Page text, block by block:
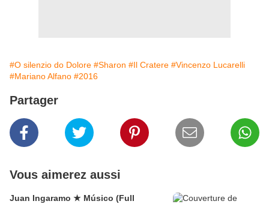
#O silenzio do Dolore #Sharon #Il Cratere #Vincenzo Lucarelli
#Mariano Alfano #2016
Partager
Vous aimerez aussi
Juan Ingaramo ★ Músico (Full